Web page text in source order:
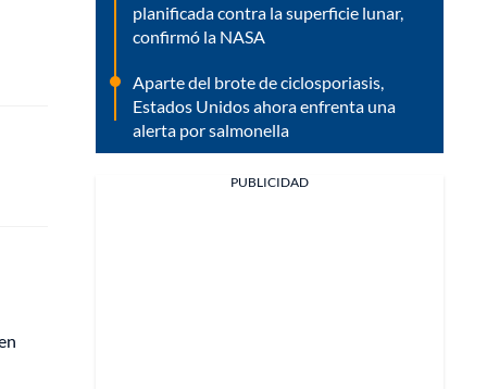
planificada contra la superficie lunar,
confirmó la NASA
Aparte del brote de ciclosporiasis,
Estados Unidos ahora enfrenta una
alerta por salmonella
PUBLICIDAD